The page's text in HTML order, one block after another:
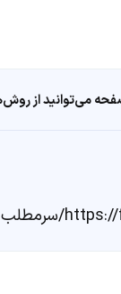
می‌توانید از